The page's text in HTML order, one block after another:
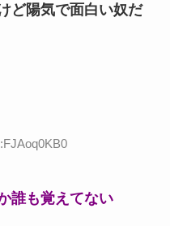
ど陽気で面白い奴だ
誰も覚えてない